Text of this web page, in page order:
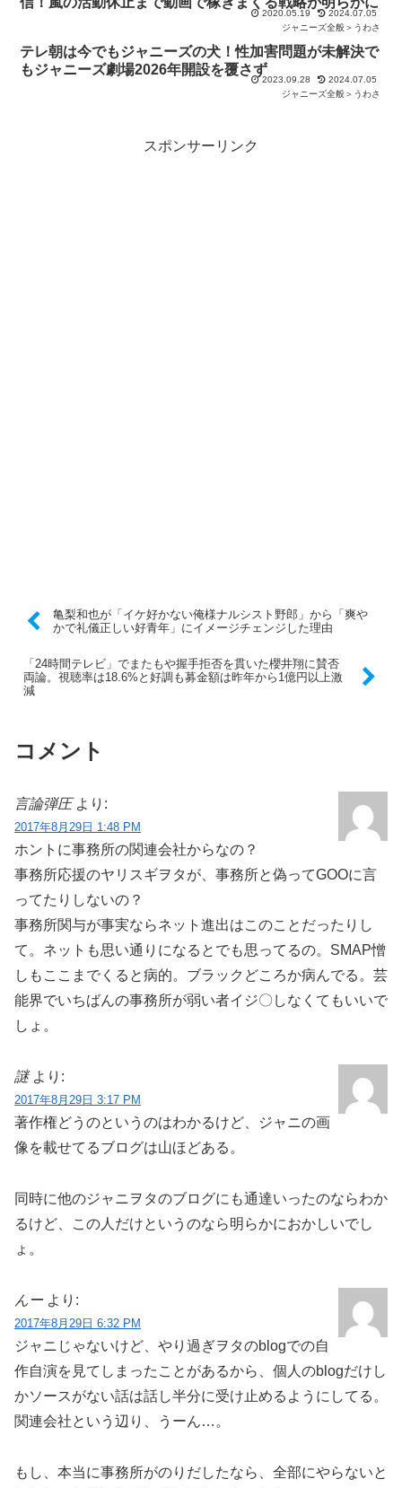
2020.05.19
2024.07.05
ジャニーズ全般＞うわさ
テレ朝は今でもジャニーズの犬！性加害問題が未解決で
もジャニーズ劇場2026年開設を覆さず
2023.09.28
2024.07.05
ジャニーズ全般＞うわさ
スポンサーリンク
亀梨和也が「イケ好かない俺様ナルシスト野郎」から「爽や
かで礼儀正しい好青年」にイメージチェンジした理由
「24時間テレビ」でまたもや握手拒否を貫いた櫻井翔に賛否
両論。視聴率は18.6%と好調も募金額は昨年から1億円以上激
減
コメント
言論弾圧 より:
2017年8月29日 1:48 PM
ホントに事務所の関連会社からなの？
事務所応援のヤリスギヲタが、事務所と偽ってGOOに言
ってたりしないの？
事務所関与が事実ならネット進出はこのことだったりし
て。ネットも思い通りになるとでも思ってるの。SMAP憎
しもここまでくると病的。ブラックどころか病んでる。芸
能界でいちばんの事務所が弱い者イジ〇しなくてもいいで
しょ。
謎 より:
2017年8月29日 3:17 PM
著作権どうのというのはわかるけど、ジャニの画
像を載せてるブログは山ほどある。
同時に他のジャニヲタのブログにも通達いったのならわか
るけど、この人だけというのなら明らかにおかしいでし
ょ。
んー より:
2017年8月29日 6:32 PM
ジャニじゃないけど、やり過ぎヲタのblogでの自
作自演を見てしまったことがあるから、個人のblogだけし
かソースがない話は話し半分に受け止めるようにしてる。
関連会社という辺り、うーん…。
もし、本当に事務所がのりだしたなら、全部にやらないと